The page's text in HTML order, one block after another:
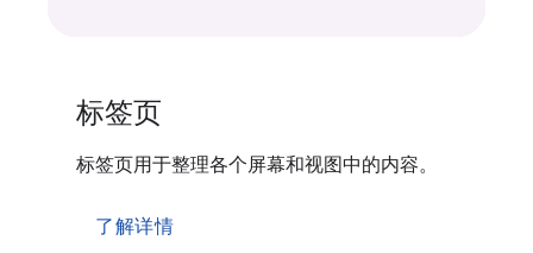
标签页
标签页用于整理各个屏幕和视图中的内容。
了解详情